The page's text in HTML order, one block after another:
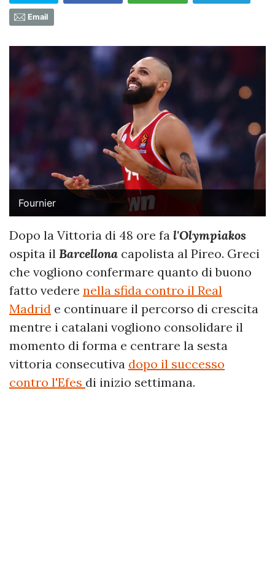
Email
Fournier
Dopo la Vittoria di 48 ore fa l'Olympiakos
ospita il Barcellona capolista al Pireo. Greci
che vogliono confermare quanto di buono
fatto vedere nella sfida contro il Real
Madrid e continuare il percorso di crescita
mentre i catalani vogliono consolidare il
momento di forma e centrare la sesta
vittoria consecutiva dopo il successo
contro l'Efes di inizio settimana.